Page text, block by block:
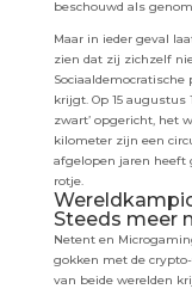
beschouwd als
Maar in ieder geval
zien dat zij zichzelf
krijgt. Op 15 augustus
zwart’ opgericht, het
kilometer zijn een
afgelopen jaren heeft
rotje.
Steeds meer
Netent en
gokken met de
van beide werelden